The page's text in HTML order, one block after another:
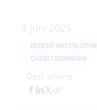
3 juni 2025
BEHEER WATERLOPEN
OVERSTROMINGEN
Deel online